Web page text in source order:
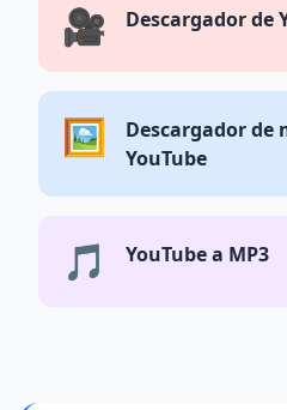
🎥 Descargador de
🖼️
Descargador de
YouTube
🎵 YouTube a MP3